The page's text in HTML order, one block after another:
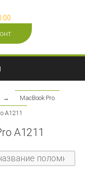
→
MacBook Pro
A1211
A1211